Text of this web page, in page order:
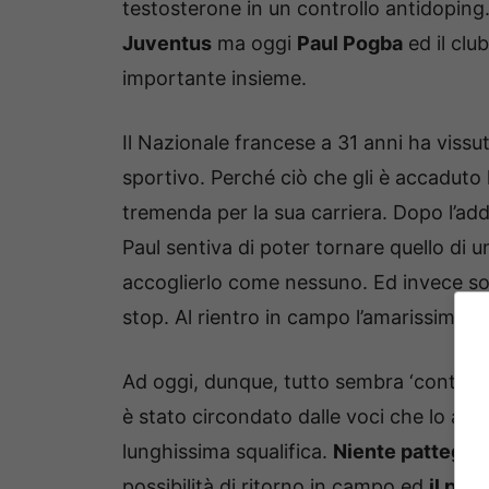
testosterone in un controllo antidoping.
Juventus ma oggi Paul Pogba ed il
importante insieme.
Il Nazionale francese a 31 anni ha
sportivo. Perché ciò che gli è
tremenda per la sua carriera. Dopo
Paul sentiva di poter tornare quello di
accoglierlo come nessuno. Ed invece
stop. Al rientro in campo l’amarissima
Ad oggi, dunque, tutto sembra
è stato circondato dalle voci che lo
lunghissima squalifica. Niente